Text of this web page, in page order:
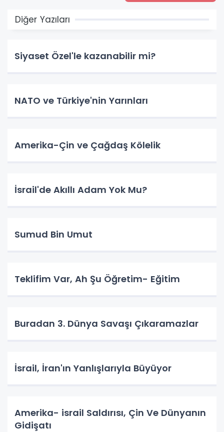
Diğer Yazıları
Siyaset Özel'le kazanabilir mi?
NATO ve Türkiye'nin Yarınları
Amerika-Çin ve Çağdaş Kölelik
İsrail'de Akıllı Adam Yok Mu?
Sumud Bin Umut
Teklifim Var, Ah Şu Öğretim- Eğitim
Buradan 3. Dünya Savaşı Çıkaramazlar
İsrail, İran'ın Yanlışlarıyla Büyüyor
Amerika- israil Saldırısı, Çin Ve Dünyanın
Gidişatı